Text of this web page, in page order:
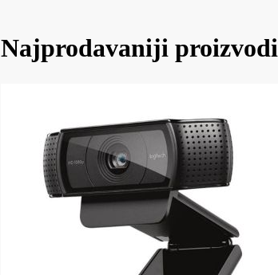
Najprodavaniji proizvodi